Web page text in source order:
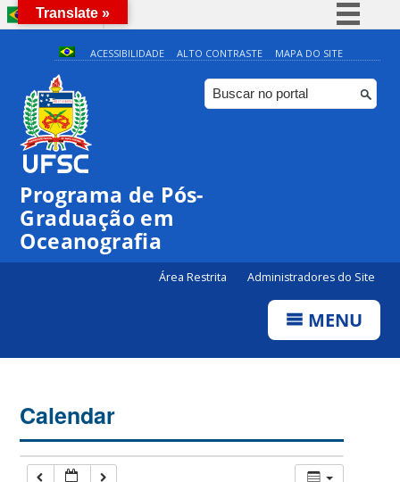
BRASIL
Simplifique!
Comunica BR
Participe
ACESSIBILIDADE ALTO CONTRASTE MAPA DO SITE
Programa de Pós-
Graduação em
Oceanografia
Área Restrita Administradores do Site
MENU
Calendar
0:00
1:00
2:00
6:00
Translate »